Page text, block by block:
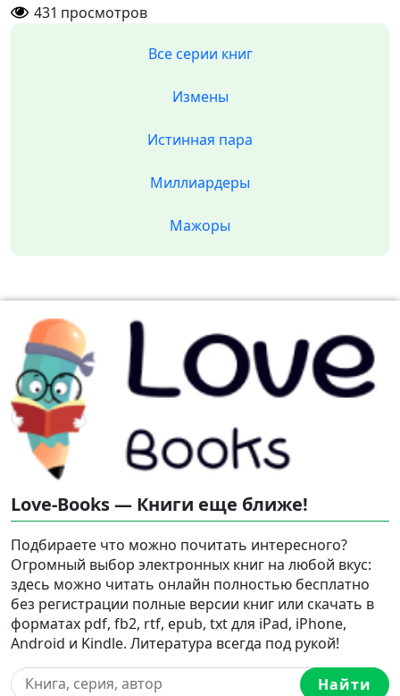
431 просмотров
Все серии книг
Измены
Истинная пара
Миллиардеры
Мажоры
Love-Books — Книги еще ближе!
Подбираете что можно почитать интересного?
Огромный выбор электронных книг на любой вкус:
здесь можно читать онлайн полностью бесплатно
без регистрации полные версии книг или скачать в
форматах pdf, fb2, rtf, epub, txt для iPad, iPhone,
Android и Kindle. Литература всегда под рукой!
Найти